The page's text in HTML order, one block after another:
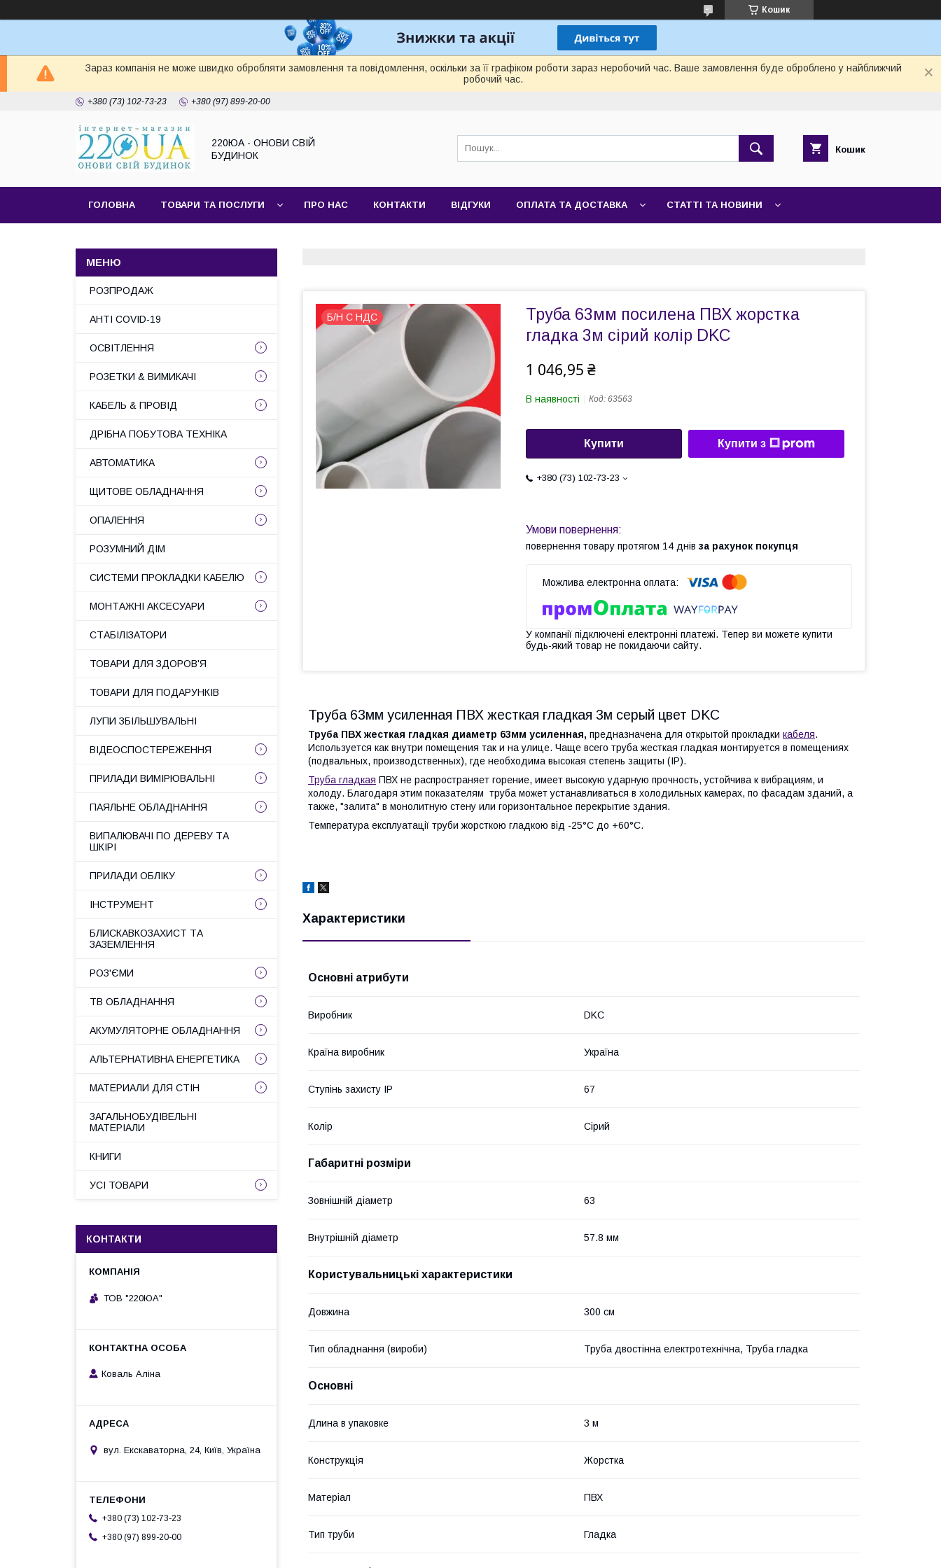
Кошик
Зараз компанія не може швидко обробляти замовлення та повідомлення, оскільки за її графіком роботи зараз неробочий час. Ваше замовлення буде оброблено у найближчий
робочий час.
+380 (73) 102-73-23 +380 (97) 899-20-00
220ЮА - ОНОВИ СВІЙ
БУДИНОК
Кошик
ГОЛОВНА ТОВАРИ ТА ПОСЛУГИ ПРО НАС КОНТАКТИ ВІДГУКИ ОПЛАТА ТА ДОСТАВКА СТАТТІ ТА НОВИНИ
Б/Н С НДС
Труба 63мм посилена ПВХ жорстка
гладка 3м сірий колір DKC
1 046,95 ₴
В наявності Код: 63563
Купити Купити з
+380 (73) 102-73-23
повернення товару протягом 14 днів за рахунок покупця
У компанії підключені електронні платежі. Тепер ви можете купити
будь-який товар не покидаючи сайту.
Труба 63мм усиленная ПВХ жесткая гладкая 3м серый цвет DKC
Труба ПВХ жесткая гладкая диаметр 63мм усиленная, предназначена для открытой прокладки кабеля.
Используется как внутри помещения так и на улице. Чаще всего труба жесткая гладкая монтируется в помещениях
(подвальных, производственных), где необходима высокая степень защиты (IP).
Труба гладкая ПВХ не распространяет горение, имеет высокую ударную прочность, устойчива к вибрациям, и
холоду. Благодаря этим показателям труба может устанавливаться в холодильных камерах, по фасадам зданий, а
также, "залита" в монолитную стену или горизонтальное перекрытие здания.
Температура експлуатації труби жорсткою гладкою від -25°С до +60°С.
Характеристики
Основні атрибути
Виробник DKC
Країна виробник Україна
Ступінь захисту IP 67
Колір Сірий
Габаритні розміри
Зовнішній діаметр 63
Внутрішній діаметр 57.8 мм
Користувальницькі характеристики
Довжина 300 см
Тип обладнання (вироби) Труба двостінна електротехнічна, Труба гладка
Основні
Длина в упаковке 3 м
Конструкція Жорстка
Матеріал ПВХ
Тип труби Гладка
РОЗПРОДАЖ
АНТІ COVID-19
ОСВІТЛЕННЯ
РОЗЕТКИ & ВИМИКАЧІ
КАБЕЛЬ & ПРОВІД
ДРІБНА ПОБУТОВА ТЕХНІКА
АВТОМАТИКА
ЩИТОВЕ ОБЛАДНАННЯ
ОПАЛЕННЯ
РОЗУМНИЙ ДІМ
СИСТЕМИ ПРОКЛАДКИ КАБЕЛЮ
МОНТАЖНІ АКСЕСУАРИ
СТАБІЛІЗАТОРИ
ТОВАРИ ДЛЯ ЗДОРОВ'Я
ТОВАРИ ДЛЯ ПОДАРУНКІВ
ЛУПИ ЗБІЛЬШУВАЛЬНІ
ВІДЕОСПОСТЕРЕЖЕННЯ
ПРИЛАДИ ВИМІРЮВАЛЬНІ
ПАЯЛЬНЕ ОБЛАДНАННЯ
ВИПАЛЮВАЧІ ПО ДЕРЕВУ ТА
ШКІРІ
ПРИЛАДИ ОБЛІКУ
ІНСТРУМЕНТ
БЛИСКАВКОЗАХИСТ ТА
ЗАЗЕМЛЕННЯ
РОЗ'ЄМИ
ТВ ОБЛАДНАННЯ
АКУМУЛЯТОРНЕ ОБЛАДНАННЯ
АЛЬТЕРНАТИВНА ЕНЕРГЕТИКА
МАТЕРИАЛИ ДЛЯ СТІН
ЗАГАЛЬНОБУДІВЕЛЬНІ
МАТЕРІАЛИ
КНИГИ
УСІ ТОВАРИ
КОНТАКТИ
ТОВ "220ЮА"
Коваль Аліна
вул. Екскаваторна, 24, Київ, Україна
+380 (73) 102-73-23
+380 (97) 899-20-00